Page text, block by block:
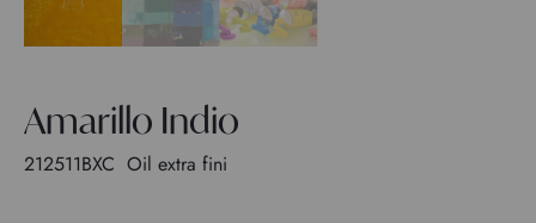
Amarillo Indio
212511BXC Oil extra fini